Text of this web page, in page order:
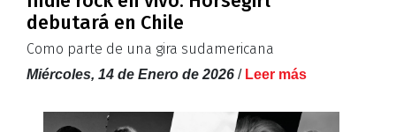
debutará en Chile
Como parte de una gira sudamericana
Miércoles, 14 de Enero de 2026 / Leer más